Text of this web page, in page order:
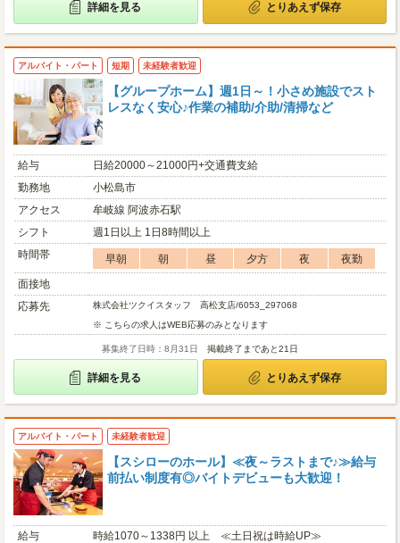
詳細を見る とりあえず保存
アルバイト・パート 短期 未経験者歓迎
【グループホーム】週1日～！小さめ施設でスト
レスなく安心♪作業の補助/介助/清掃など
給与
日給20000～21000円+交通費支給
勤務地
小松島市
アクセス
牟岐線 阿波赤石駅
シフト
週1日以上 1日8時間以上
時間帯
早朝 朝 昼 夕方 夜
夜勤
面接地
応募先
株式会社ツクイスタッフ 高松支店/6053_297068
※ こちらの求人はWEB応募のみとなります
募集終了日時：8月31日 掲載終了まであと21日
詳細を見る とりあえず保存
アルバイト・パート 未経験者歓迎
【スシローのホール】≪夜～ラストまで♪≫給与
前払い制度有◎バイトデビューも大歓迎！
給与
時給1070～1338円 以上 ≪土日祝は時給UP≫